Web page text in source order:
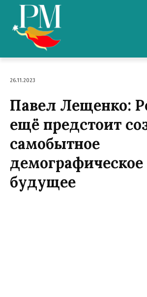
26.11.2023
Павел Лещенко:
ещё предстоит
самобытное
демографическое
будущее